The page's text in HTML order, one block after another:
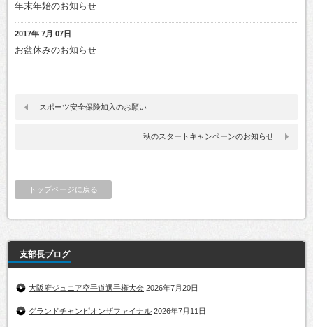
年末年始のお知らせ
2017年 7月 07日
お盆休みのお知らせ
スポーツ安全保険加入のお願い
秋のスタートキャンペーンのお知らせ
トップページに戻る
支部長ブログ
大阪府ジュニア空手道選手権大会 2026年7月20日
グランドチャンピオンザファイナル 2026年7月11日